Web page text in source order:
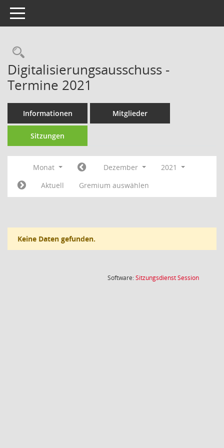
Toggle navigation
Rechercheauswahl
Digitalisierungsausschuss -
Termine 2021
Informationen Mitglieder
Sitzungen
Monat Dezember
2021
Aktuell
Gremium auswählen
Keine Daten gefunden.
Software:SitzungsdienstSession(Wird in